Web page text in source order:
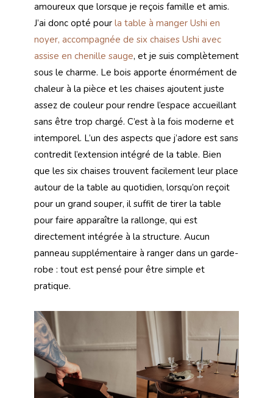
amoureux que lorsque je reçois famille et amis.
J’ai donc opté pour la table à manger Ushi en
noyer, accompagnée de six chaises Ushi avec
assise en chenille sauge, et je suis complètement
sous le charme. Le bois apporte énormément de
chaleur à la pièce et les chaises ajoutent juste
assez de couleur pour rendre l’espace accueillant
sans être trop chargé. C’est à la fois moderne et
intemporel. L’un des aspects que j’adore est sans
contredit l’extension intégré de la table. Bien
que les six chaises trouvent facilement leur place
autour de la table au quotidien, lorsqu’on reçoit
pour un grand souper, il suffit de tirer la table
pour faire apparaître la rallonge, qui est
directement intégrée à la structure. Aucun
panneau supplémentaire à ranger dans un garde-
robe : tout est pensé pour être simple et
pratique.